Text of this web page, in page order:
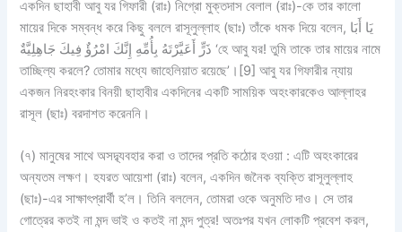
একদিন ছাহাবী আবু যর গিফারী (রাঃ) নিগ্রো মুক্তদাস বেলাল (রাঃ)-কে তার কালো
মায়ের দিকে সম্বন্ধ করে কিছু বললে রাসূলুল্লাহ (ছাঃ) তাঁকে ধমক দিয়ে বলেন, يَا أَبَا
ذَرٍّ أَعَيَّرْتَهُ بِأُمِّهِ إِنَّكَ امْرُؤٌ فِيكَ جَاهِلِيَّةٌ ‘হে আবু যর! তুমি তাকে তার মায়ের নামে
তাচ্ছিল্য করলে? তোমার মধ্যে জাহেলিয়াত রয়েছে’।[9] আবু যর গিফারীর ন্যায়
একজন নিরহংকার বিনয়ী ছাহাবীর একদিনের একটি সাময়িক অহংকারকেও আল্লাহর
রাসূল (ছাঃ) বরদাশত করেননি।
(৭) মানুষের সাথে অসদ্ব্যবহার করা ও তাদের প্রতি কঠোর হওয়া : এটি অহংকারের
অন্যতম লক্ষণ। হযরত আয়েশা (রাঃ) বলেন, একদিন জনৈক ব্যক্তি রাসূলুল্লাহ
(ছাঃ)-এর সাক্ষাৎপ্রার্থী হ’ল। তিনি বললেন, তোমরা ওকে অনুমতি দাও। সে তার
গোত্রের কতই না মন্দ ভাই ও কতই না মন্দ পুত্র! অতঃপর যখন লোকটি প্রবেশ করল,